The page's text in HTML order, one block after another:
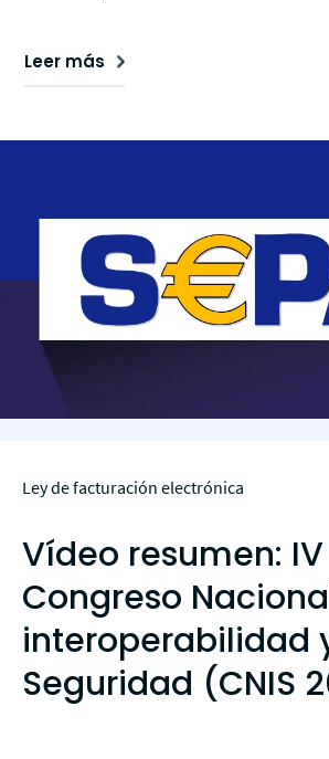
Leer más
Ley de facturación electrónica
Vídeo resumen: IV
Congreso
interoperabilidad
Seguridad (CNIS